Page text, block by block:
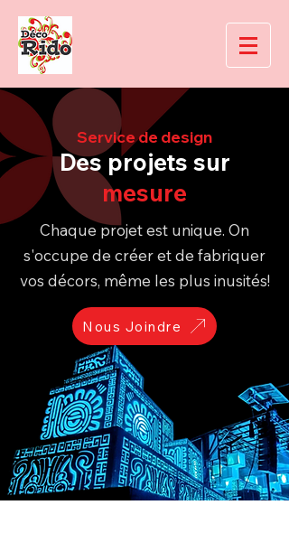
Service de design
Des projets sur
mesure
Chaque projet est unique. On
s'occupe de créer et de fabriquer
vos décors, même les plus inusités!
Nous Joindre